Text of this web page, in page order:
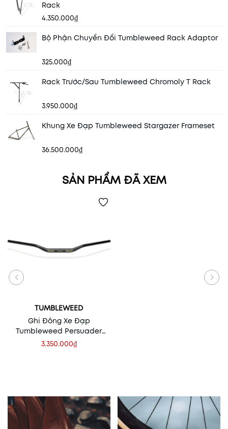
Rack
4.350.000₫
Bộ Phận Chuyển Đổi Tumbleweed Rack Adaptor
325.000₫
Rack Trước/Sau Tumbleweed Chromoly T Rack
3.950.000₫
Khung Xe Đạp Tumbleweed Stargazer Frameset
36.500.000₫
SẢN PHẨM ĐÃ XEM
TUMBLEWEED
Ghi Đông Xe Đạp
Tumbleweed Persuader
Bar | 31.8 x Alloy 800mm
3.350.000₫